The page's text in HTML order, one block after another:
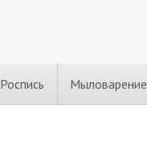
Роспись Мыловарение